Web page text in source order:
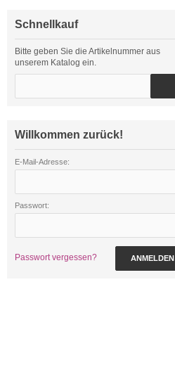
Schnellkauf
Bitte geben Sie die Artikelnummer aus
unserem Katalog ein.
Willkommen zurück!
E-Mail-Adresse:
Passwort:
Passwort vergessen? ANMELDEN